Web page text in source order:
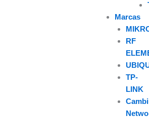
Marcas
RF
TP-
LINK